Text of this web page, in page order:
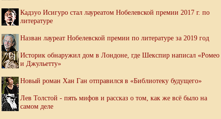
Кадзуо Исигуро стал лауреатом Нобелевской премии 2017 г. по
литературе
Назван лауреат Нобелевской премии по литературе за 2019 год
Историк обнаружил дом в Лондоне, где Шекспир написал «Ромео
и Джульетту»
Новый роман Хан Ган отправился в «Библиотеку будущего»
Лев Толстой - пять мифов и рассказ о том, как же всё было на
самом деле